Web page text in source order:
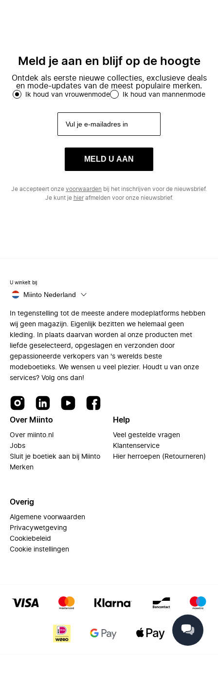
Meld je aan en blijf op de hoogte
Ontdek als eerste nieuwe collecties, exclusieve deals
en mode-updates van de meest populaire merken.
Ik houd van vrouwenmode Ik houd van mannenmode
MELD U AAN
Je accepteert onze voorwaarden bij het inschrijven voor de nieuwsbrief.
Je kunt je hierafmelden voor onze nieuwsbrief.
U winkelt bij
Miinto Nederland
In tegenstelling tot de meeste andere modeplatforms hebben
wij geen magazijn. Eigenlijk bezitten we helemaal geen
kleding. In plaats daarvan worden al onze producten met
liefde geselecteerd, opgeslagen en verzonden door
gepassioneerde verkopers van 's werelds beste
modeboetieks. We wensen u veel plezier. Houdt u van onze
services? Volg ons dan!
Over Miinto
Over miinto.nl
Jobs
Sluit je boetiek aan bij Miinto
Merken
Help
Veel gestelde vragen
Klantenservice
Hier herroepen (Retourneren)
Overig
Algemene voorwaarden
Privacywetgeving
Cookiebeleid
Cookie instellingen